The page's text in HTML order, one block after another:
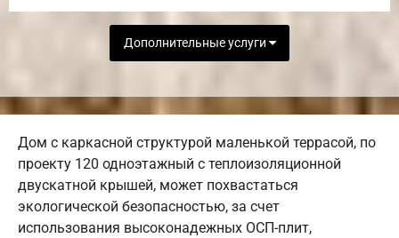
Дополнительные услуги
Дом с каркасной структурой маленькой террасой, по
проекту 120 одноэтажный с теплоизоляционной
двускатной крышей, может похвастаться
экологической безопасностью, за счет
использования высоконадежных ОСП-плит,